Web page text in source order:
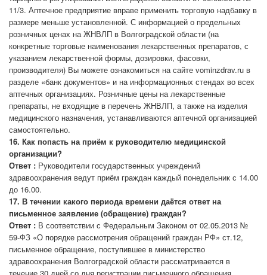
11/3. Аптечное предприятие вправе применить торговую надбавку в
размере меньше установленной. С информацией о предельных
розничных ценах на ЖНВЛП в Волгоградской области (на
конкретные торговые наименования лекарственных препаратов, с
указанием лекарственной формы, дозировки, фасовки,
производителя) Вы можете ознакомиться на сайте vominzdrav.ru в
разделе «банк документов» и на информационных стендах во всех
аптечных организациях. Розничные цены на лекарственные
препараты, не входящие в перечень ЖНВЛП, а также на изделия
медицинского назначения, устанавливаются аптечной организацией
самостоятельно.
16. Как попасть на приём к руководителю медицинской
организации?
Ответ : Руководители государственных учреждений
здравоохранения ведут приём граждан каждый понедельник с 14.00
до 16.00.
17. В течении какого периода времени даётся ответ на
письменное заявление (обращение) граждан?
Ответ : В соответствии с Федеральным Законом от 02.05.2013 №
59-ФЗ «О порядке рассмотрения обращений граждан РФ» ст.12,
письменное обращение, поступившее в министерство
здравоохранения Волгоградской области рассматривается в